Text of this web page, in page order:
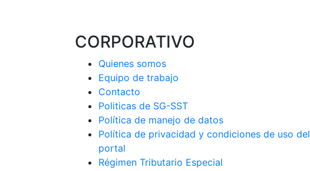
CORPORATIVO
Quienes somos
Equipo de trabajo
Contacto
Politicas de SG-SST
Política de manejo de datos
Política de privacidad y condiciones de uso del
portal
Régimen Tributario Especial